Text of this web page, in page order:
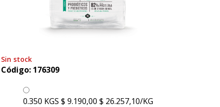
Sin stock
Código: 176309
0.350 KGS $ 9.190,00 $ 26.257,10/KG